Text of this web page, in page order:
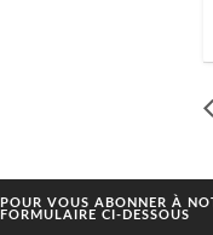
POUR VOUS ABONNER À
FORMULAIRE CI-DESSOUS